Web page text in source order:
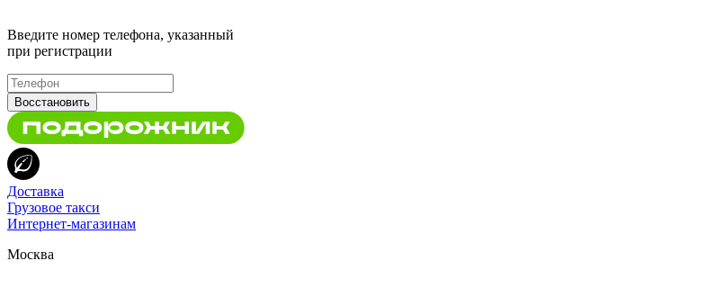
Введите номер телефона, указанный
при регистрации
Восстановить
Доставка
Грузовое такси
Интернет-магазинам
Москва